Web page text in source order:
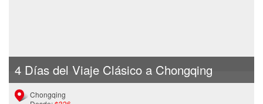
4 Días del Viaje Clásico a Chongqing
Chongqing